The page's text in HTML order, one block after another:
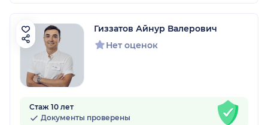
Гиззатов Айнур Валерович
Нет оценок
Стаж 10 лет
Документы проверены